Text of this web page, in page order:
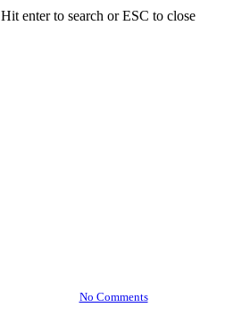
Hit enter to search or ESC to close
No Comments